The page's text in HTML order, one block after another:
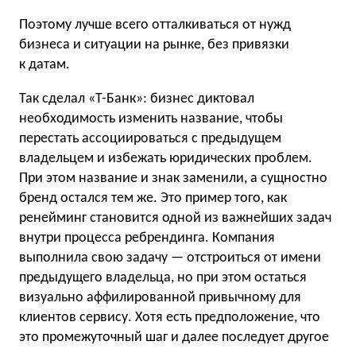
Поэтому лучше всего отталкиваться от нужд
бизнеса и ситуации на рынке, без привязки
к датам.
Так сделал «Т-Банк»: бизнес диктовал
необходимость изменить название, чтобы
перестать ассоциироваться с предыдущем
владельцем и избежать юридических проблем.
При этом название и знак заменили, а сущностно
бренд остался тем же. Это пример того, как
ренейминг становится одной из важнейших задач
внутри процесса ребрендинга. Компания
выполнила свою задачу — отстроиться от имени
предыдущего владельца, но при этом остаться
визуально аффилированной привычному для
клиентов сервису. Хотя есть предположение, что
это промежуточный шаг и далее последует другое